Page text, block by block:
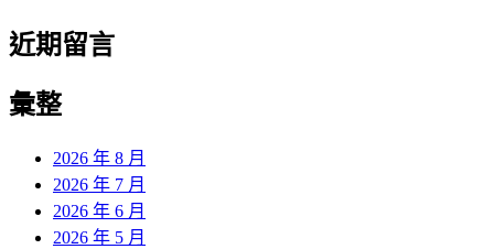
近期留言
彙整
2026 年 8 月
2026 年 7 月
2026 年 6 月
2026 年 5 月